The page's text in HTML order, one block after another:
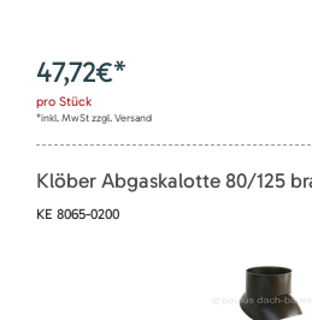
47,72€*
pro Stück
*inkl. MwSt zzgl. Versand
Klöber Abgaskalotte 80/125
KE 8065-0200